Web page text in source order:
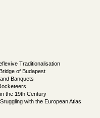
Traditionalisation
of Budapest
Banquets
the 19th Century
with the European Atlas